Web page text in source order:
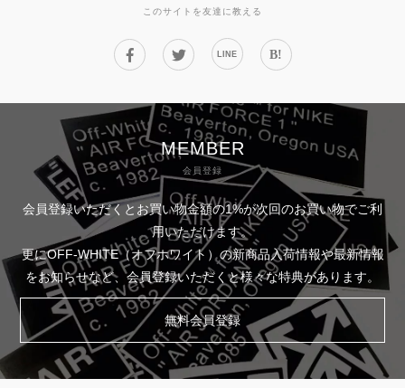
このサイトを友達に教える
LINE B!
MEMBER
会員登録
会員登録いただくとお買い物金額の1%が次回のお買い物でご利
用いただけます。
更にOFF-WHITE（オフホワイト）の新商品入荷情報や最新情報
をお知らせなど、会員登録いただくと様々な特典があります。
無料会員登録